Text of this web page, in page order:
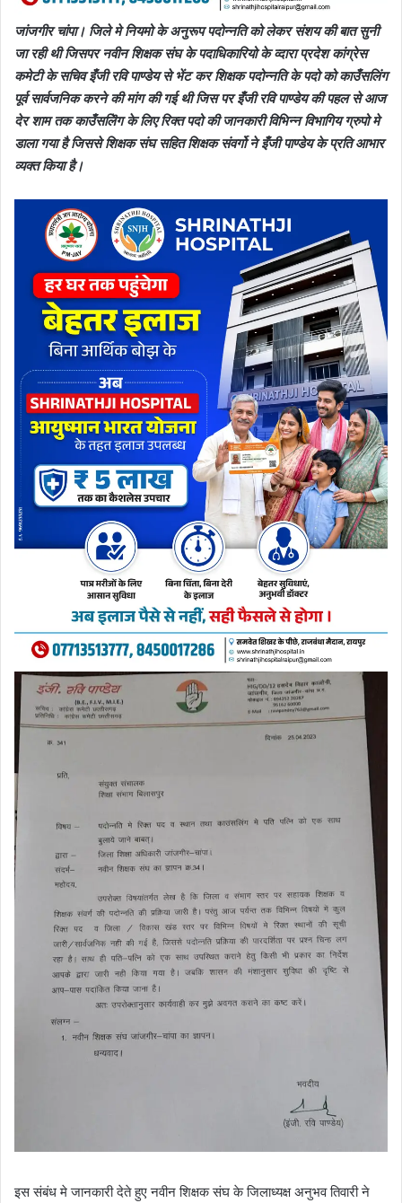
जांजगीर चांपा। जिले मे नियमो के अनुरूप पदोन्नति को लेकर संशय की बात सुनी
जा रही थी जिसपर नवीन शिक्षक संघ के पदाधिकारियो के व्दारा प्रदेश कांग्रेस
कमेटी के सचिव इँजी रवि पाण्डेय से भेंट कर शिक्षक पदोन्नति के पदो को काउँसलिंग
पूर्व सार्वजनिक करने की मांग की गई थी जिस पर इँजी रवि पाण्डेय की पहल से आज
देर शाम तक काउँसलिॆग के लिए रिक्त पदो की जानकारी विभिन्न विभागिय ग्रुपो मे
डाला गया है जिससे शिक्षक संघ सहित शिक्षक संवर्गो ने इँजी पाण्डेय के प्रति आभार
व्यक्त किया है।
इस संबंध मे जानकारी देते हुए नवीन शिक्षक संघ के जिलाध्यक्ष अनुभव तिवारी ने